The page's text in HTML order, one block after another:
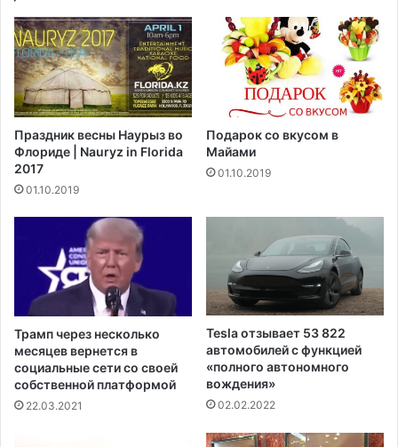
р
а
щ
а
т
ь
с
я
в
ш
м
о
т
е
г
а
л
и
а
ц
и
р
ц
и
о
н
н
Праздник весны Наурыз во
Флориде | Nauryz in Florida
2017
01.10.2019
Подарок со вкусом в
Майами
01.10.2019
Трамп через несколько
месяцев вернется в
социальные сети со своей
собственной платформой
22.03.2021
Tesla отзывает 53 822
автомобилей с функцией
«полного автономного
вождения»
02.02.2022